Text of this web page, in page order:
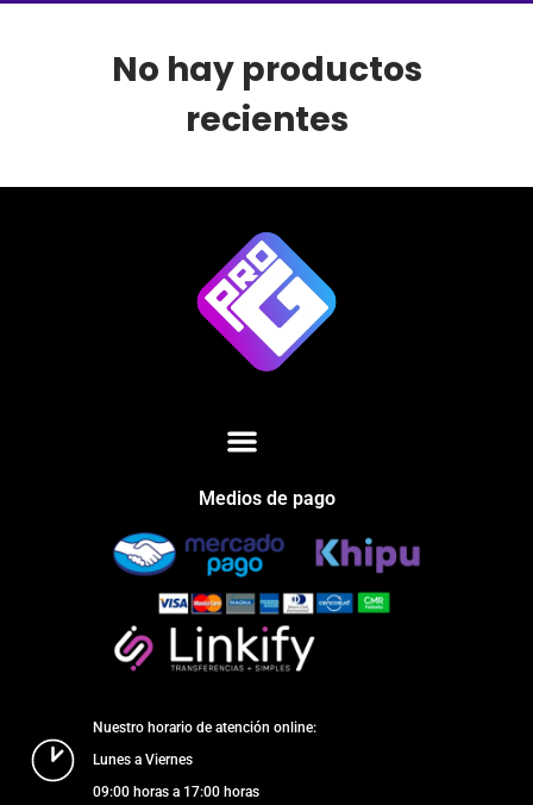
No hay productos
recientes
Medios de pago
Nuestro horario de atención online:
Lunes a Viernes
09:00 horas a 17:00 horas